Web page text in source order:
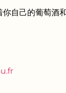
自己的葡萄酒